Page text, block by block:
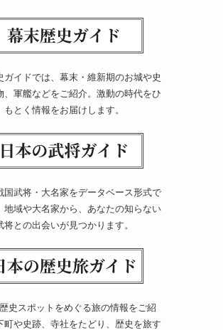
ガイドでは、幕末・維新期のお城や史
、軍艦などをご紹介。激動の時代をひ
もとく情報をお届けします。
国武将・大名家をデータベース形式で
地域や大名家から、あなたの知らない
将との出会いが見つかります。
史スポットをめぐる旅の情報をご紹
町や史跡、寺社をたどり、歴史を旅す